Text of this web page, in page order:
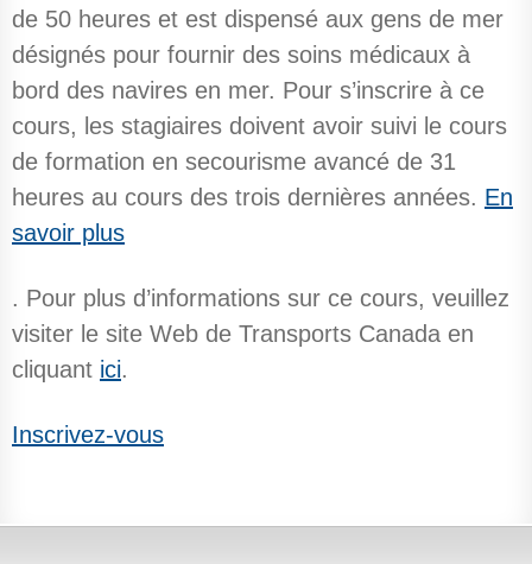
de 50 heures et est dispensé aux gens de mer
désignés pour fournir des soins médicaux à
bord des navires en mer. Pour s’inscrire à ce
cours, les stagiaires doivent avoir suivi le cours
de formation en secourisme avancé de 31
heures au cours des trois dernières années. En
savoir plus
. Pour plus d’informations sur ce cours, veuillez
visiter le site Web de Transports Canada en
cliquant ici.
Inscrivez-vous